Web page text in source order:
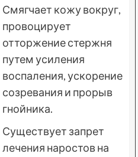
Смягчает кожу вокруг,
провоцирует
отторжение стержня
путем усиления
воспаления, ускорение
созревания и прорыв
гнойника.
Существует запрет
лечения наростов на